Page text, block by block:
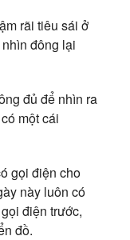
rãi tiêu sái ở
đông lại
đủ để nhìn ra
một cái
gọi điện cho
này luôn có
điện trước,
đồ.